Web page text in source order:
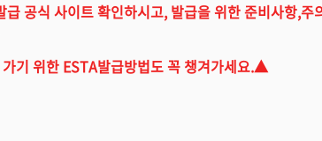
공식 사이트 확인하시고, 발급을 위한 준비사항,주
기 위한 ESTA발급방법도 꼭 챙겨가세요.▲